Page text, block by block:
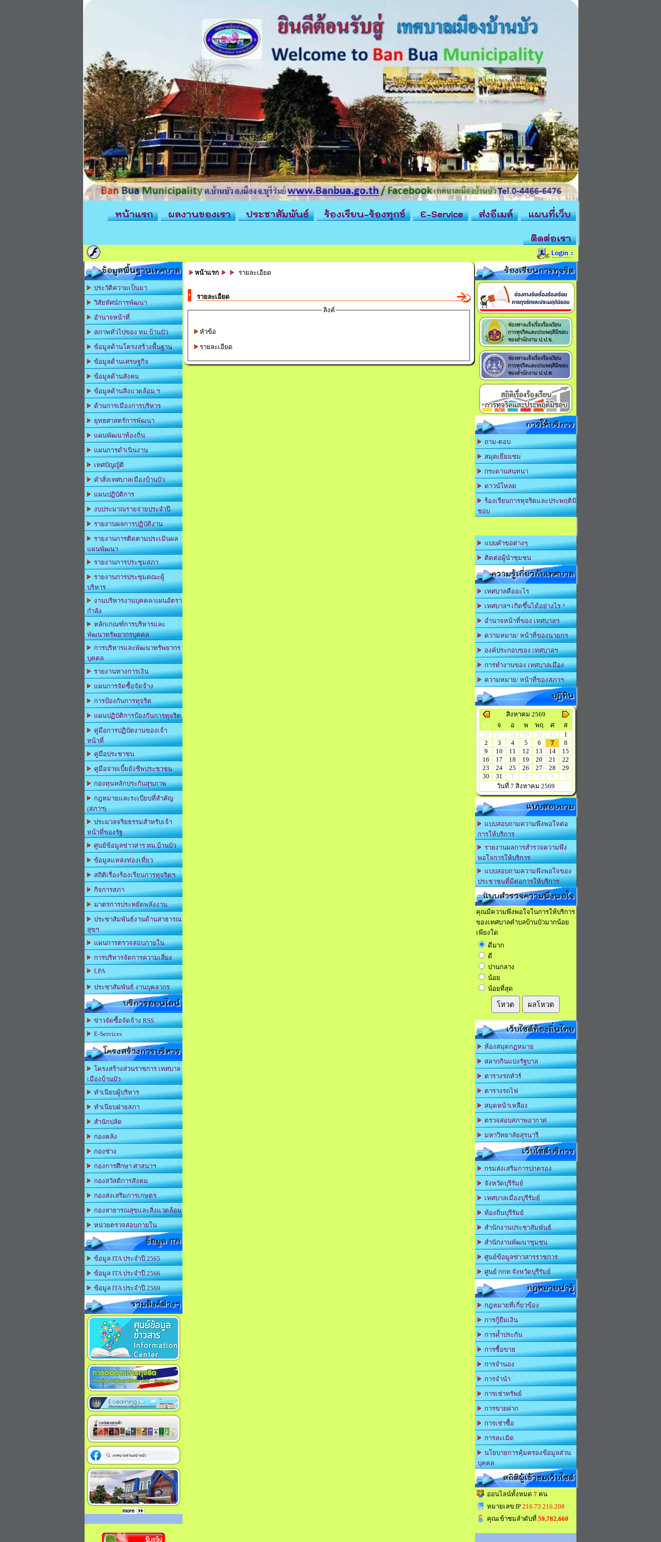
หน้าแรก ผลงานของเรา ประชาสัมพันธ์ ร้องเรียน-ร้องทุกข์ E-Service ส่งอีเมล์
แผนที่เว็บ
ติดต่อเรา
ข้อมูลพื้นฐานเทศบาล
ประวัติความเป็นมา
วิสัยทัศน์การพัฒนา
อำนาจหน้าที่
สภาพทั่วไปของ ทม.บ้านบัว
ข้อมูลด้านโครงสร้างพื้นฐาน
ข้อมูลด้านเศรษฐกิจ
ข้อมูลด้านสังคม
ข้อมูลด้านสิ่งแวดล้อม ฯ
ด้านการเมืองการบริหาร
ยุทธศาสตร์การพัฒนา
แผนพัฒนาท้องถิ่น
แผนการดำเนินงาน
เทศบัญญัติ
คำสั่งเทศบาลเมืองบ้านบัว
แผนปฏิบัติการ
งบประมาณรายจ่ายประจำปี
รายงานผลการปฏิบัติงาน
รายงานการติดตามประเมินผล
แผนพัฒนา
รายงานการประชุมสภา
รายงานการประชุมคณะผู้
บริหาร
งานบริหารงานบุคคล/แผนอัตรา
กำลัง
หลักเกณฑ์การบริหารและ
พัฒนาทรัพยากรบุคคล
การบริหารและพัฒนาทรัพยากร
บุคคล
รายงานทางการเงิน
แผนการจัดซื้อจัดจ้าง
การป้องกันการทุจริต
แผนปฏิบัติการป้องกันการทุจริต
คู่มือการปฏิบัตงานของเจ้า
หน้าที่
คู่มือประชาชน
คู่มือจ่ายเบี้ยยังชีพประชาชน
กองทุนหลักประกันสุขภาพ
กฎหมายและระเบียบที่สำคัญ
(สภาฯ)
ประมวลจริยธรรมสำหรับเจ้า
หน้าที่ของรัฐ
ศูนย์ข้อมูลข่าวสาร ทม.บ้านบัว
ข้อมูลแหล่งท่องเที่ยว
สถิติเรื่องร้องเรียนการทุจริตฯ
กิจการสภา
มาตรการประหยัดพลังงาน
ประชาสัมพันธ์งานด้านสาธารณ
สุขฯ
แผนการตรวจสอบภายใน
การบริหารจัดการความเสี่ยง
LPA
ประชาสัมพันธ์ งานบุคลากร
บริการออนไลน์
ข่าวจัดซื้อจัดจ้าง RSS
E-Services
โครงสร้างการบริหาร
โครงสร้างส่วนราชการ เทศบาล
เมืองบ้านบัว
ทำเนียบผู้บริหาร
ทำเนียบฝ่ายสภา
สำนักปลัด
กองคลัง
กองช่าง
กองการศึกษา ศาสนาฯ
กองสวัสดิการสังคม
กองส่งเสริมการเกษตร
กองสาธารณสุขและสิ่งแวดล้อม
หน่วยตรวจสอบภายใน
ข้อมูล ITA
ข้อมูล ITA ประจำปี 2565
ข้อมูล ITA ประจำปี 2566
ข้อมูล ITA ประจำปี 2569
รวมลิงค์ต่างๆ
หน้าแรก รายละเอียด
รายละเอียด
ลิงค์
หัวข้อ
รายละเอียด
ร้องเรียนการทุจริต
การให้บริการ
ถาม-ตอบ
สมุดเยี่ยมชม
กระดานสนทนา
ดาวน์โหลด
ร้องเรียนการทุจริตและประพฤติมิ
ชอบ
แบบคำขอต่างๆ
ติดต่อผู้นำชุมชน
ความรู้เกี่ยวกับเทศบาล
เทศบาลคืออะไร
เทศบาลฯ เกิดขึ้นได้อย่างไร ?
อำนาจหน้าที่ของ เทศบาลฯ
ความหมาย/ หน้าที่ของนายกฯ
องค์ประกอบของ เทศบาลฯ
การทำงานของ เทศบาลเมือง
ความหมาย/ หน้าที่ของสภาฯ
ปฏิทิน
สิงหาคม 2569
อา
จ อ พ พฤ ศ
ส
26
27 28 29 30 31
1
2
3 4 5 6 7
8
9
10 11 12 13 14
15
16
17 18 19 20 21
22
23
24 25 26 27 28
29
30
31 1 2 3 4
5
วันที่ 7 สิงหาคม 2569
แบบสอบถาม
แบบสอบถามความพึงพอใจต่อ
การให้บริการ
รายงานผลการสำรวจความพึง
พอใจการให้บริการ
แบบสอบถามความพึงพอใจของ
ประชาชนที่มีต่อการให้บริการ
แบบสำรวจความพึงพอใจ
คุณมีความพึงพอใจในการให้บริการ
ของเทศบาลตำบลบ้านบัวมากน้อย
เพียงใด
ดีมาก
ดี
ปานกลาง
น้อย
น้อยที่สุด
โหวต ผลโหวต
เว็บไซต์ท้องถิ่นไทย
ห้องสมุดกฏหมาย
สลากกินแบ่งรัฐบาล
ตารางรถทัวร์
ตารางรถไฟ
สมุดหน้าเหลือง
ตรวจสอบสภาพอากาศ
มหาวิทยาลัยสุรนารี
เว็บไซต์บริการ
กรมส่งเสริมการปกครอง
จังหวัดบุรีรัมย์
เทศบาลเมืองบุรีรัมย์
ท้องถิ่นบุรีรัมย์
สำนักงานประชาสัมพันธ์
สำนักงานพัฒนาชุมชน
ศูนย์ข้อมูลข่าวสารราชการ
ศูนย์ กกท.จังหวัดบุรีรัมย์
กฎหมายน่ารู้
กฎหมายที่เกี่ยวข้อง
การกู้ยืมเงิน
การค้ำประกัน
การซื้อขาย
การจำนอง
การจำนำ
การเช่าทรัพย์
การขายฝาก
การเช่าซื้อ
การละเมิด
นโยบายการคุ้มครองข้อมูลส่วน
บุคคล
สถิติผู้เข้าชมเว็บไซต์
ออนไลน์ทั้งหมด 7 คน
หมายเลข IP 216.73.216.208
คุณเข้าชมลำดับที่ 59,782,660